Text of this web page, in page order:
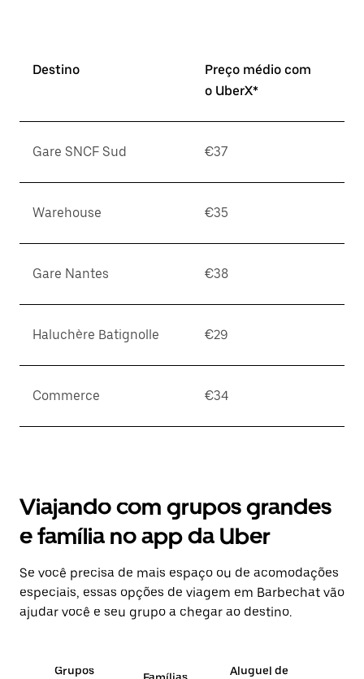
Destino
Preço médio com
o UberX*
Gare SNCF Sud €37
Warehouse €35
Gare Nantes €38
Haluchère Batignolle €29
Commerce €34
Viajando com grupos grandes
e família no app da Uber
Se você precisa de mais espaço ou de acomodações
especiais, essas opções de viagem em Barbechat vão
ajudar você e seu grupo a chegar ao destino.
Grupos
Aluguel de